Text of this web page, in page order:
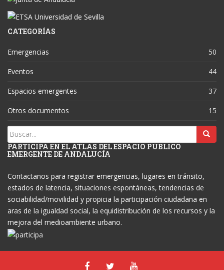
CATEGORÍAS
Emergencias 50
Eventos 44
Espacios emergentes 37
Otros documentos 15
PARTICIPA EN EL ATLAS DEL ESPACIO PÚBLICO
EMERGENTE DE ANDALUCÍA
Contactanos para registrar emergencias, lugares en tránsito,
estados de latencia, situaciones espontáneas, tendencias de
sociabilidad/movilidad y propicia la participación ciudadana en
aras de la igualdad social, la equidistribución de los recursos y la
mejora del medioambiente urbano.